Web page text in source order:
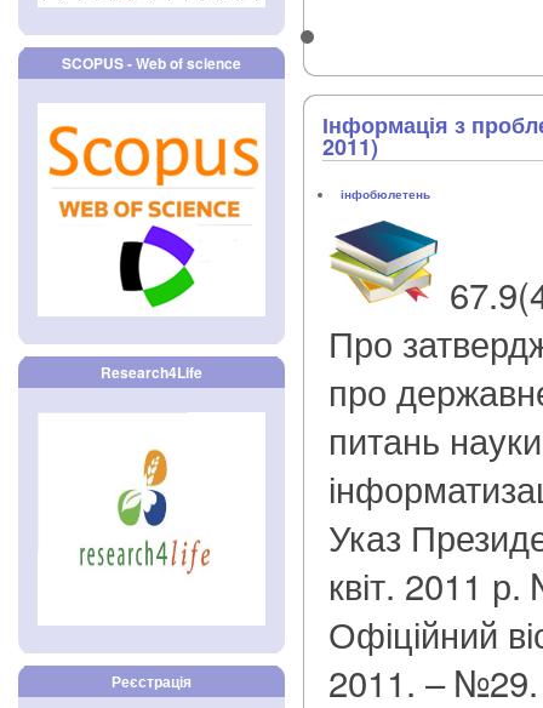
SCOPUS - Web of science
Research4Life
Реєстрація
Інформація з
2011)
інфобюлетень
Про
про
питань
Указ
квіт. 2011
Офіційний
2011. –